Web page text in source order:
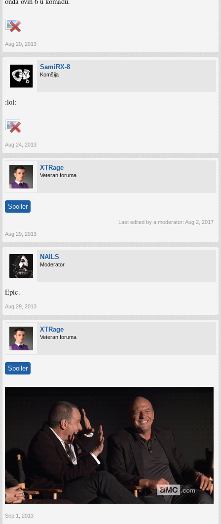
Aug 20, 2013
SamiRX-8
Komšija
:lol:
Aug 24, 2013
XTRage
Veteran foruma
Spoiler
Last edited by a moderator: Aug 2, 2017
Aug 29, 2013
NAILS
Moderator
Epic.
Aug 29, 2013
XTRage
Veteran foruma
Spoiler
Sep 1, 2013